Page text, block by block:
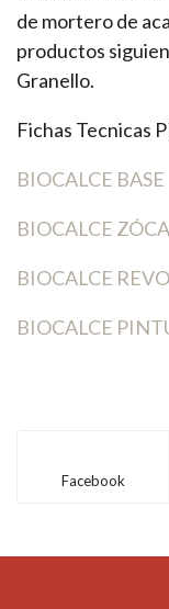
de mortero de
productos
Granello.
Fichas Tecnicas
BIOCALCE BASE
BIOCALCE
BIOCALCE
BIOCALCE
Facebook